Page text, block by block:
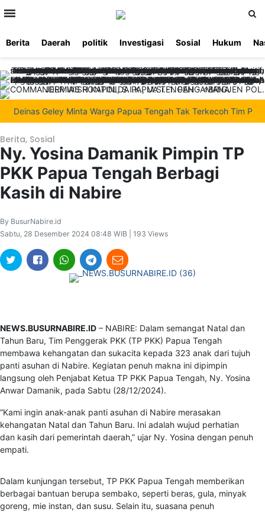
Layanan
Kami
Berita Daerah politik Investigasi Sosial Hukum
Deinas Geley Minta Warga Papua Tengah Tak Terkecoh Tim
Berita, Sosial
Ny. Yosina Damanik Pimpin TP
PKK Papua Tengah Berbagi
Kasih di Nabire
By BusurNabire.id
Sabtu, 28 Desember 2024 08:48 WIB | 193 Views
NEWS.BUSURNABIRE.ID – NABIRE: Dalam semangat Natal dan
Tahun Baru, Tim Penggerak PKK (TP PKK) Papua Tengah
membawa kehangatan dan sukacita kepada 323 anak dari tujuh
panti asuhan di Nabire. Kegiatan penuh makna ini dipimpin
langsung oleh Penjabat Ketua TP PKK Papua Tengah, Ny. Yosina
Anwar Damanik, pada Sabtu (28/12/2024).
“Kami ingin anak-anak panti asuhan di Nabire merasakan
kehangatan Natal dan Tahun Baru. Ini adalah wujud perhatian
dan kasih dari pemerintah daerah,” ujar Ny. Yosina dengan penuh
empati.
Dalam kunjungan tersebut, TP PKK Papua Tengah memberikan
berbagai bantuan berupa sembako, seperti beras, gula, minyak
goreng, mie instan, dan susu. Selain itu, suasana penuh